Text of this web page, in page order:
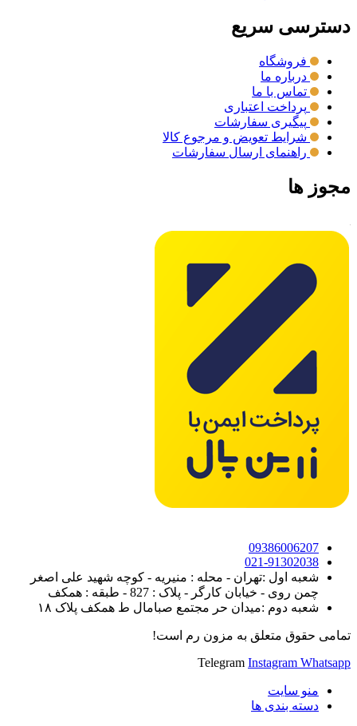
دسترسی سریع
فروشگاه
درباره ما
تماس با ما
پرداخت اعتباری
پیگیری سفارشات
شرایط تعویض و مرجوع کالا
راهنمای ارسال سفارشات
مجوز ها
09386006207
021-91302038
شعبه اول :تهران - محله : منیریه - کوچه شهید علی اصغر
چمن روی - خیابان کارگر - پلاک : 827 - طبقه : همکف
شعبه دوم :میدان حر مجتمع صبامال ط همکف پلاک ۱۸
تمامی حقوق متعلق به مزون رم است!
Telegram Instagram Whatsapp
منو سایت
دسته بندی ها